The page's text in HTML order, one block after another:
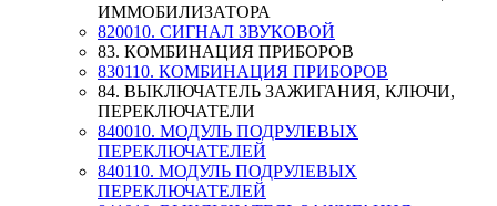
ИММОБИЛИЗАТОРА
820010. СИГНАЛ ЗВУКОВОЙ
83. КОМБИНАЦИЯ ПРИБОРОВ
830110. КОМБИНАЦИЯ ПРИБОРОВ
84. ВЫКЛЮЧАТЕЛЬ ЗАЖИГАНИЯ, КЛЮЧИ,
ПЕРЕКЛЮЧАТЕЛИ
840010. МОДУЛЬ ПОДРУЛЕВЫХ
ПЕРЕКЛЮЧАТЕЛЕЙ
840110. МОДУЛЬ ПОДРУЛЕВЫХ
ПЕРЕКЛЮЧАТЕЛЕЙ